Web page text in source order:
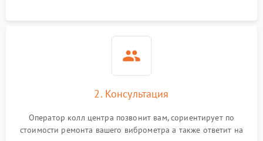
2. Консультация
Оператор колл центра позвонит вам, сориентирует по
стоимости ремонта вашего виброметра а также ответит на